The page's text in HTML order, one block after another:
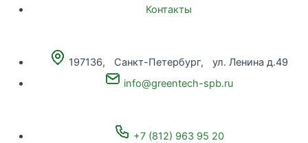
Контакты
197136, Санкт-Петербург,ул. Ленина д.49
info@greentech-spb.ru
+7 (812) 963 95 20